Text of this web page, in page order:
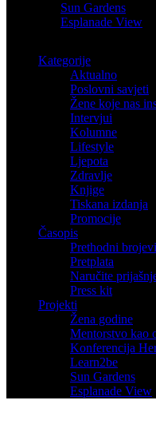
Sun Gardens
Esplanade View
Kategorije
Aktualno
Poslovni savjeti
Žene koje nas
Intervjui
Kolumne
Lifestyle
Ljepota
Zdravlje
Knjige
Tiskana izdanja
Promocije
Časopis
Prethodni brojevi
Pretplata
Naručite
Press kit
Projekti
Žena godine
Mentorstvo kao
Konferencija
Learn2be
Sun Gardens
Esplanade View